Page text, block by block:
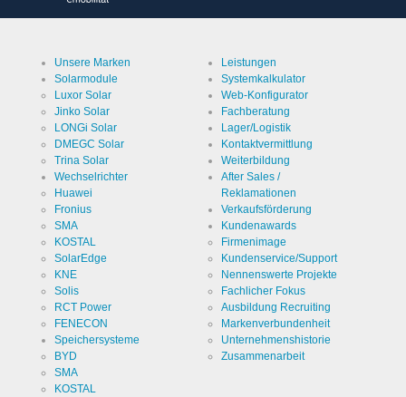
Unsere Marken
Solarmodule
Luxor Solar
Jinko Solar
LONGi Solar
DMEGC Solar
Trina Solar
Wechselrichter
Huawei
Fronius
SMA
KOSTAL
SolarEdge
KNE
Solis
RCT Power
FENECON
Speichersysteme
BYD
SMA
KOSTAL
Leistungen
Systemkalkulator
Web-Konfigurator
Fachberatung
Lager/Logistik
Kontaktvermittlung
Weiterbildung
After Sales /
Reklamationen
Verkaufsförderung
Kundenawards
Firmenimage
Kundenservice/Support
Nennenswerte Projekte
Fachlicher Fokus
Ausbildung Recruiting
Markenverbundenheit
Unternehmenshistorie
Zusammenarbeit
Anbieter
Google
Zweck
Cookie Name
Cookie Laufzeit
Cookies die zur Auswertung des Benutzerverhaltens
notwendig sind:
Name
Anbieter
Zweck